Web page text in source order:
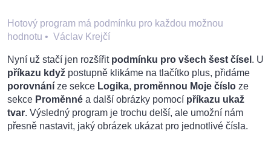
Hotový program má podmínku pro každou možnou
hodnotu • Václav Krejčí
Nyní už stačí jen rozšířit podmínku pro všech šest čísel . U
příkazu když postupně klikáme na tlačítko plus, přidáme
porovnání ze sekce Logika, proměnnou Moje číslo ze
sekce Proměnné a další obrázky pomocí příkazu ukaž
tvar. Výsledný program je trochu delší, ale umožní nám
přesně nastavit, jaký obrázek ukázat pro jednotlivé čísla.